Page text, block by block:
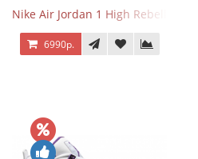
Nike Air Jordan 1 High Rebellionaire
6990р.